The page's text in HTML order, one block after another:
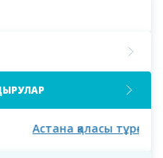
және қалалық